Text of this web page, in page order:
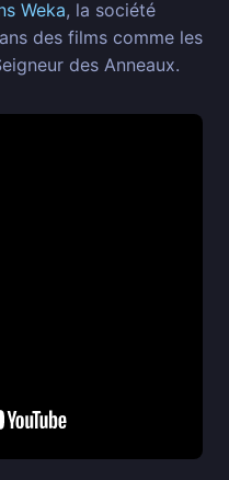
Weka, la société
des films comme les
des Anneaux.